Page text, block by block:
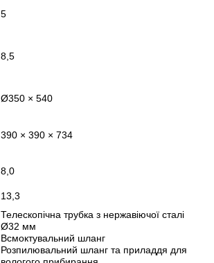
5
8,5
Ø350 × 540
390 × 390 × 734
8,0
13,3
Телескопічна трубка з нержавіючої сталі
Ø32 мм
Всмоктувальний шланг
Розпилювальний шланг та приладдя для